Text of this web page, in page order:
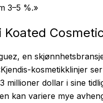
3–5 %.»
Koated
en
kosmetikklinjer
millioner dollar i sine
kan variere mye